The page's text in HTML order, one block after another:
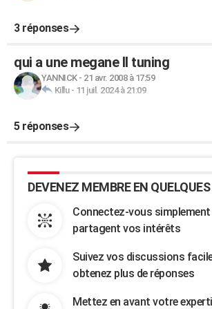
3 réponses
qui a une megane II tuning
YANNICK- 21 avr. 2008 à 17:59
Killu- 11 juil. 2024 à 21:09
5 réponses
DEVENEZ MEMBRE EN
Connectez-vous simplement
partagent vos intérêts
Suivez vos discussions
obtenez plus de réponses
Mettez en avant votre